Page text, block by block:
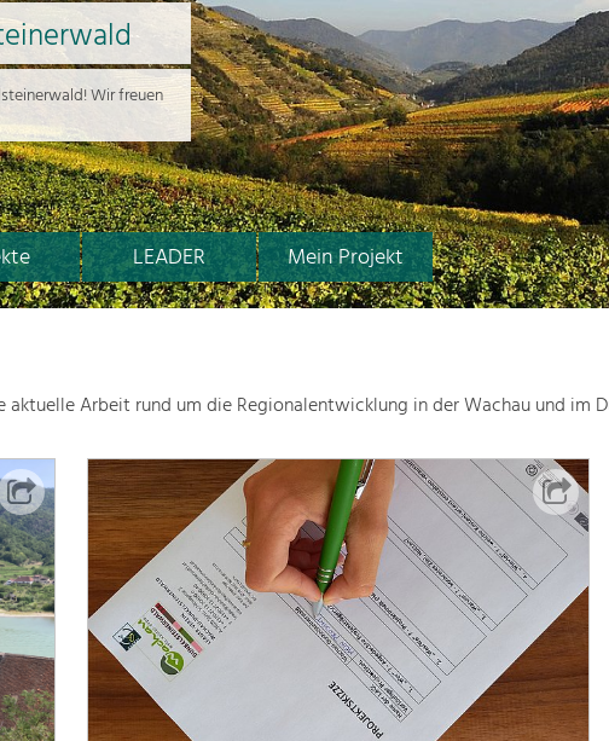
LEADER Mein Projekt
Wir freuen
Arbeit rund um die Regionalentwicklung in der Wachau und im